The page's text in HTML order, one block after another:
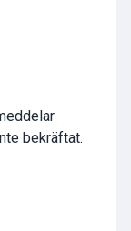
bekräftat.